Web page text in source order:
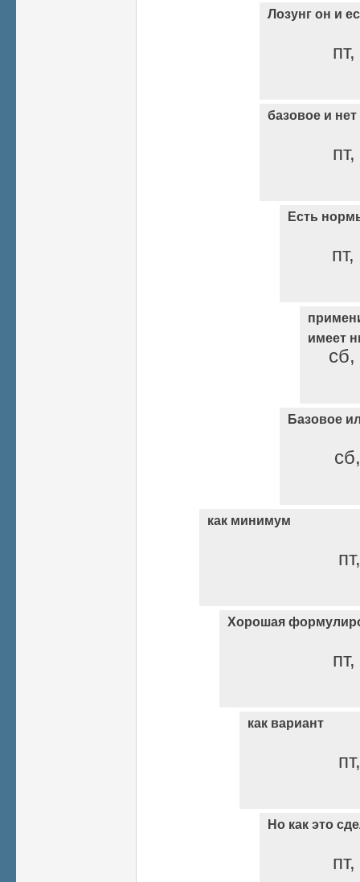
Лозунг он и
базовое и нет
Есть
имеет
Базовое
как минимум
Хорошая
как вариант
Но как это